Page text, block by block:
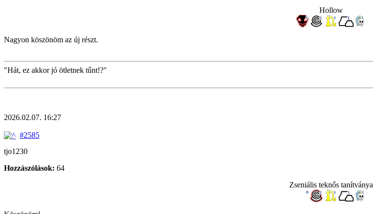
Hollow
Nagyon köszönöm az új részt.
"Hát, ez akkor jó ötletnek tűnt!?"
2026.02.07. 16:27
#2585
tjo1230
Hozzászólások: 64
Zseniális teknős tanítványa